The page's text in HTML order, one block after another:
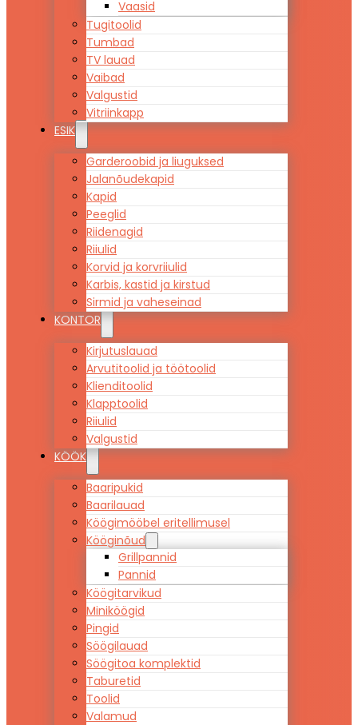
Vaasid
Tugitoolid
Tumbad
TV lauad
Vaibad
Valgustid
Vitriinkapp
ESIK
Garderoobid ja liuguksed
Jalanõudekapid
Kapid
Peeglid
Riidenagid
Riiulid
Korvid ja korvriiulid
Karbis, kastid ja kirstud
Sirmid ja vaheseinad
KONTOR
Kirjutuslauad
Arvutitoolid ja töötoolid
Klienditoolid
Klapptoolid
Riiulid
Valgustid
KÖÖK
Baaripukid
Baarilauad
Köögimööbel eritellimusel
Kööginõud
Grillpannid
Pannid
Köögitarvikud
Miniköögid
Pingid
Söögilauad
Söögitoa komplektid
Taburetid
Toolid
Valamud